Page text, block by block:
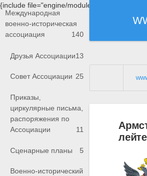
{include file="engine/modules/saperu/
Международная
военно-историческая
ассоциация
140
Друзья Ассоциации13
Совет Ассоциации 25
Приказы,
циркулярные письма,
распоряжения по
Ассоциации
11
Сценарные планы 5
Военно-исторический